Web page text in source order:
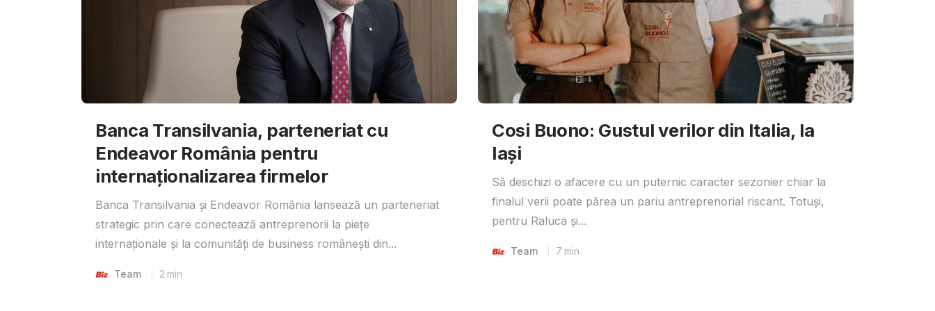
Banca Transilvania, parteneriat cu
Endeavor România pentru
internaționalizarea firmelor
Banca Transilvania și Endeavor România lansează un parteneriat
strategic prin care conectează antreprenorii la piețe
internaționale și la comunități de business românești din...
Team 2 min
Cosi Buono: Gustul verilor din Italia, la
Iași
Să deschizi o afacere cu un puternic caracter sezonier chiar la
finalul verii poate părea un pariu antreprenorial riscant. Totuși,
pentru Raluca și...
Team 7 min